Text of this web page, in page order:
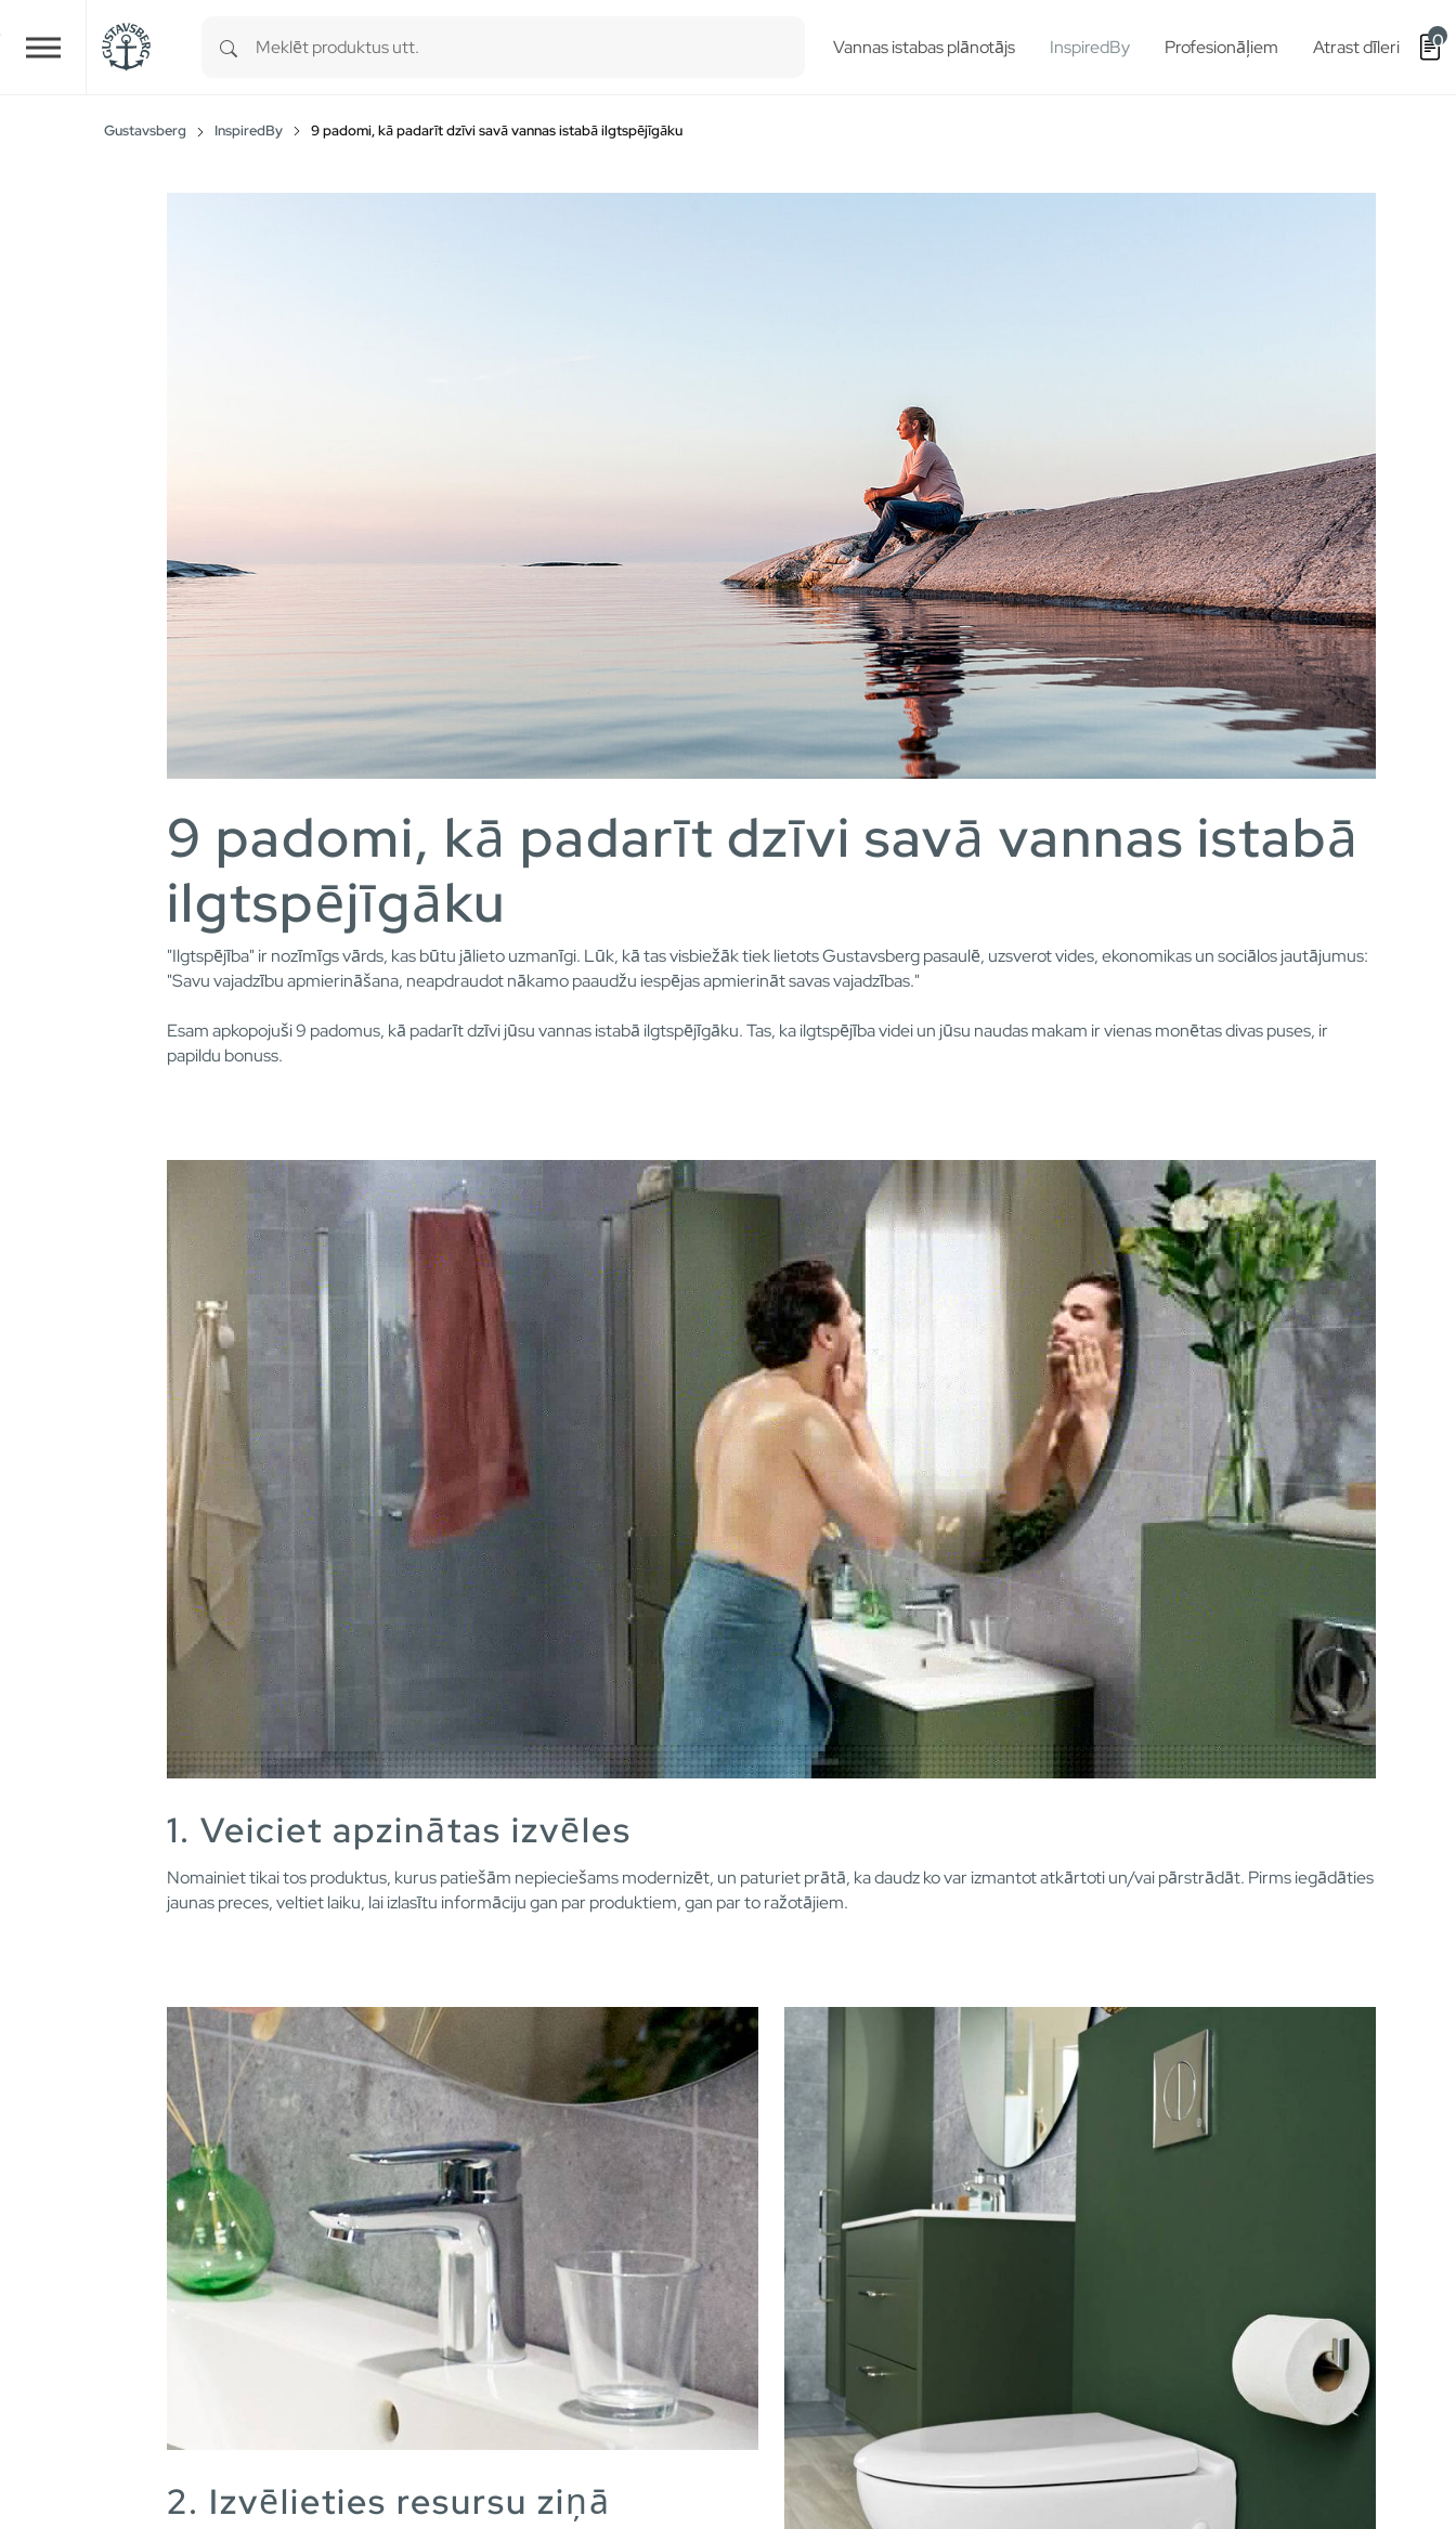
Skip to main content Vannas istabas plānotājs InspiredBy Profesionāļiem Atrast dīleri 0
Gustavsberg InspiredBy 9 padomi, kā padarīt dzīvi savā vannas istabā ilgtspējīgāku
9 padomi, kā padarīt dzīvi savā vannas istabā
ilgtspējīgāku
"Ilgtspējība" ir nozīmīgs vārds, kas būtu jālieto uzmanīgi. Lūk, kā tas visbiežāk tiek lietots Gustavsberg pasaulē, uzsverot vides, ekonomikas un sociālos jautājumus:
"Savu vajadzību apmierināšana, neapdraudot nākamo paaudžu iespējas apmierināt savas vajadzības."
Esam apkopojuši 9 padomus, kā padarīt dzīvi jūsu vannas istabā ilgtspējīgāku. Tas, ka ilgtspējība videi un jūsu naudas makam ir vienas monētas divas puses, ir
papildu bonuss.
1. Veiciet apzinātas izvēles
Nomainiet tikai tos produktus, kurus patiešām nepieciešams modernizēt, un paturiet prātā, ka daudz ko var izmantot atkārtoti un/vai pārstrādāt. Pirms iegādāties
jaunas preces, veltiet laiku, lai izlasītu informāciju gan par produktiem, gan par to ražotājiem.
2. Izvēlieties resursu ziņā